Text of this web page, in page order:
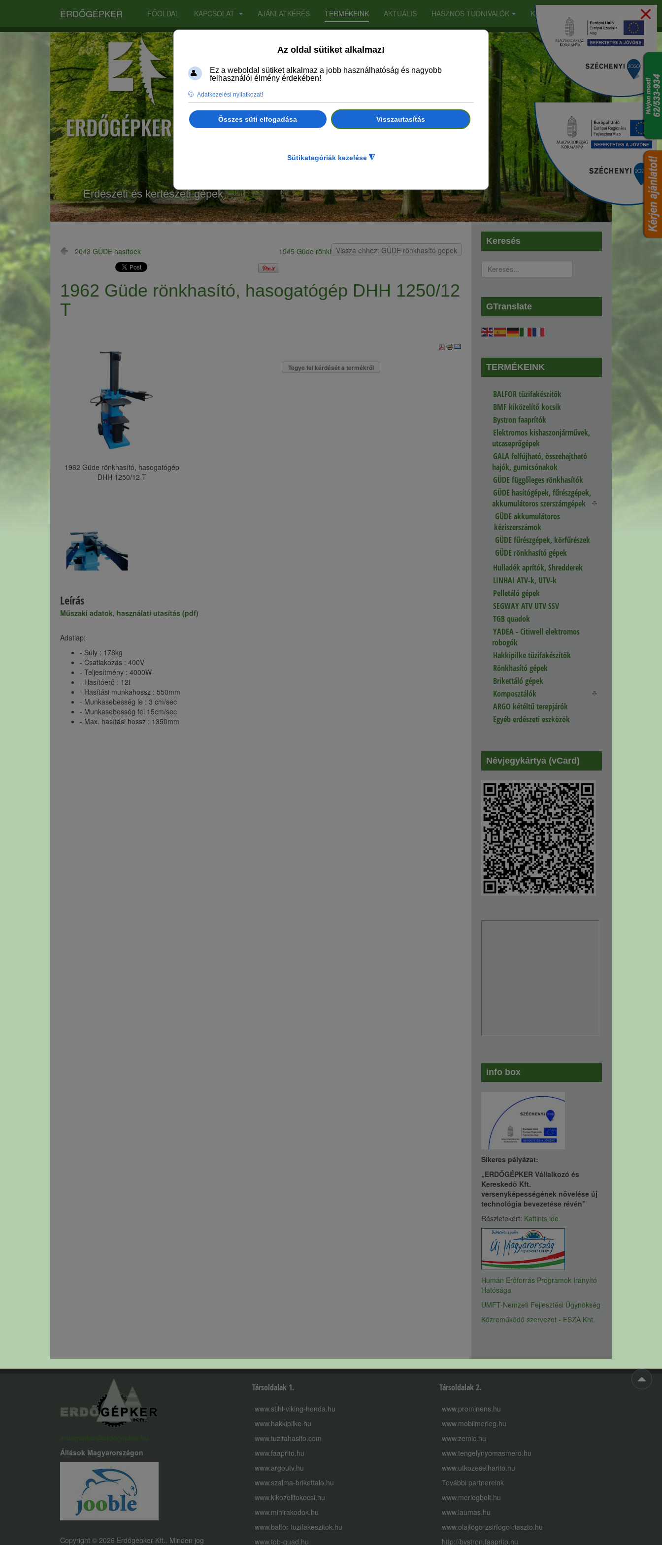
ERDŐGÉPKER FŐOLDAL KAPCSOLAT AJÁNLATKÉRÉS TERMÉKEINK AKTUÁLIS HASZNOS TUDNIVALÓK KARRIER
Erdészeti és kertészeti gépek
2043 GÜDE hasítóék 1945 Güde rönkhasító, hasogatógép DHH 1050/ 8 TC
Vissza ehhez: GÜDE rönkhasító gépek
1962 Güde rönkhasító, hasogatógép DHH 1250/12
T
1962 Güde rönkhasító, hasogatógép
DHH 1250/12 T
Tegye fel kérdését a termékről
Leírás
Műszaki adatok, használati utasítás (pdf)
Adatlap:
- Súly : 178kg
- Csatlakozás : 400V
- Teljesítmény : 4000W
- Hasítóerő : 12t
- Hasítási munkahossz : 550mm
- Munkasebesség le : 3 cm/sec
- Munkasebesség fel 15cm/sec
- Max. hasítási hossz : 1350mm
Keresés
GTranslate
TERMÉKEINK
BALFOR tüzifakészítők
BMF kiközelítő kocsik
Bystron faaprítók
Elektromos kishaszonjárművek,
utcaseprőgépek
GALA felfújható, összehajtható
hajók, gumicsónakok
GÜDE függőleges rönkhasítók
GÜDE hasítógépek, fűrészgépek,
akkumulátoros szerszámgépek
GÜDE akkumulátoros
kéziszerszámok
GÜDE fűrészgépek, körfűrészek
GÜDE rönkhasító gépek
Hulladék aprítók, Shredderek
LINHAI ATV-k, UTV-k
Pelletáló gépek
SEGWAY ATV UTV SSV
TGB quadok
YADEA - Citiwell elektromos
robogók
Hakkipilke tűzifakészítők
Rönkhasító gépek
Brikettáló gépek
Komposztálók
ARGO kétéltű terepjárók
Egyéb erdészeti eszközök
Névjegykártya (vCard)
info box
Sikeres pályázat:
„ERDŐGÉPKER Vállalkozó és
Kereskedő Kft.
versenyképességének növelése új
technológia bevezetése révén”
Részletekért: Kattints ide
Humán Erőforrás Programok Irányító
Hatósága
UMFT-Nemzeti Fejlesztési Ügynökség
Közreműködő szervezet - ESZA Kht.
Állások Magyarországon
Copyright © 2026 Erdőgépker Kft.. Minden jog
Társoldalak 1.
www.stihl-viking-honda.hu
www.hakkipilke.hu
www.tuzifahasito.com
www.faaprito.hu
www.argoutv.hu
www.szalma-brikettalo.hu
www.kikozelitokocsi.hu
www.minirakodok.hu
www.balfor-tuzifakeszitok.hu
www.tgb-quad.hu
Társoldalak 2.
www.prominens.hu
www.mobilmerleg.hu
www.zemic.hu
www.tengelynyomasmero.hu
www.utkozeselharito.hu
További partnereink
www.merlegbolt.hu
www.laumas.hu
www.olajfogo-zsirfogo-riaszto.hu
http://bystron.faaprito.hu
×